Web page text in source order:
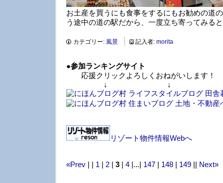
お土産を買うにも食事をするにもお勧めの道
う途中の道の駅だから、一度立ち寄ってみる
カテゴリー: 風景 記入者: morita
●参加ランキングサイト
応援クリックよろしくおねがいします！
↓ ↓
リゾート物件情報Webへ
«Prev | | 1 | 2 | 3 | 4 |...| 147 | 148 | 149 || Next»